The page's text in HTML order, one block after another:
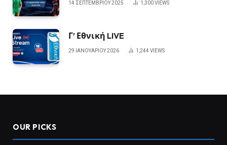
14 ΣΕΠΤΕΜΒΡΊΟΥ 2025 1,300VIEWS
Γ’ Εθνική LIVE
29 ΙΑΝΟΥΑΡΊΟΥ 2026 1,244 VIEWS
OUR PICKS